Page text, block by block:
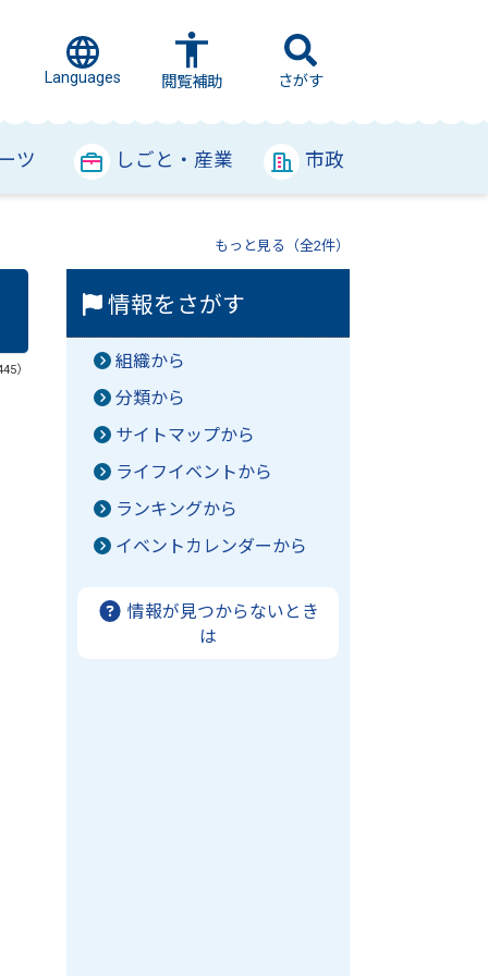
Languages 閲覧補助 さがす
ツ しごと・産業 市政
もっと見る（全2件）
）
情報をさがす
組織から
分類から
サイトマップから
ライフイベントから
ランキングから
イベントカレンダーから
情報が見つからないとき
は